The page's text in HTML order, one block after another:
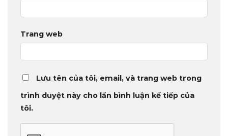
Trang web
Lưu tên của tôi, email, và trang web trong
trình duyệt này cho lần bình luận kế tiếp của
tôi.